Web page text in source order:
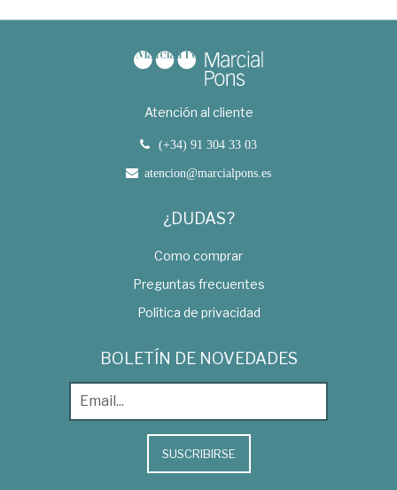
Atención al cliente
(+34) 91 304 33 03
atencion@marcialpons.es
¿DUDAS?
Como comprar
Preguntas frecuentes
Política de privacidad
BOLETÍN DE NOVEDADES
SUSCRIBIRSE